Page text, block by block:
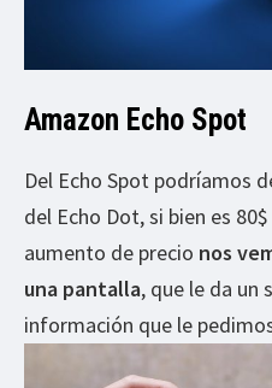
Amazon Echo Spot
Del Echo Spot podríamos
del Echo Dot, si bien es
aumento de precio nos
una pantalla, que le da un
información que le